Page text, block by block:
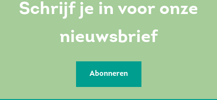
Schrijf je in voor onze
nieuwsbrief
Abonneren